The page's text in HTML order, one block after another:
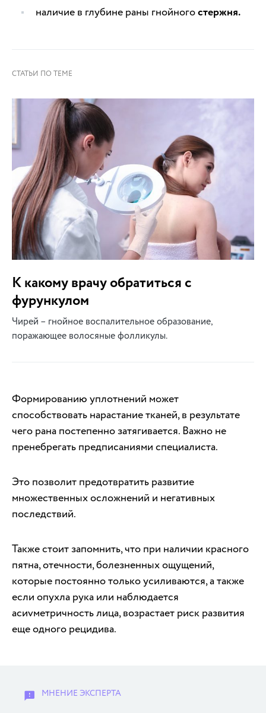
наличие в глубине раны гнойногостержня.
К какому врачу обратиться с
фурункулом
Чирей – гнойное воспалительное образование,
поражающее волосяные фолликулы.
Формированию уплотнений может
способствовать нарастание тканей, в результате
чего рана постепенно затягивается. Важно не
пренебрегать предписаниями специалиста.
Это позволит предотвратить развитие
множественных осложнений и негативных
последствий.
Также стоит запомнить, что при наличии красного
пятна, отечности, болезненных ощущений,
которые постоянно только усиливаются, а также
если опухла рука или наблюдается
асиvметричность лица, возрастает риск развития
еще одного рецидива.